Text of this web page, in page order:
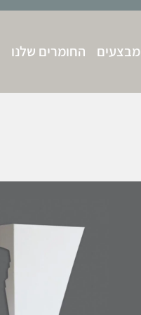
מבצעים החומרים שלנו